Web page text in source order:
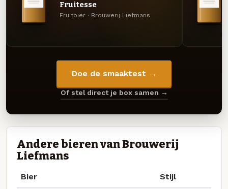
Fruitesse
Fruitbier · Brouwerij Liefmans
Doe de smaaktest →
Of stel direct je box samen →
Andere bieren van Brouwerij
Liefmans
Bier Stijl